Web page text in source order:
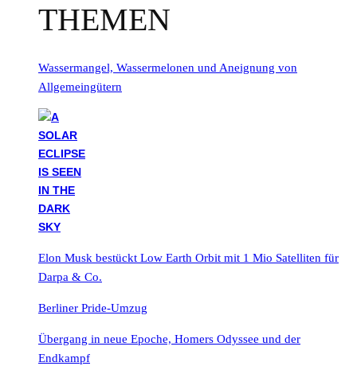
THEMEN
Wassermangel, Wassermelonen und Aneignung von
Allgemeingütern
Elon Musk bestückt Low Earth Orbit mit 1 Mio Satelliten für
Darpa & Co.
Berliner Pride-Umzug
Übergang in neue Epoche, Homers Odyssee und der
Endkampf